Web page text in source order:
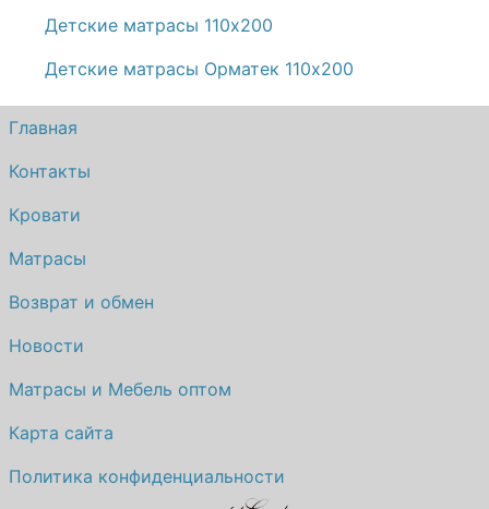
Детские матрасы 110х200
Детские матрасы Орматек 110х200
Главная
Контакты
Кровати
Матрасы
Возврат и обмен
Новости
Матрасы и Мебель оптом
Карта сайта
Политика конфиденциальности